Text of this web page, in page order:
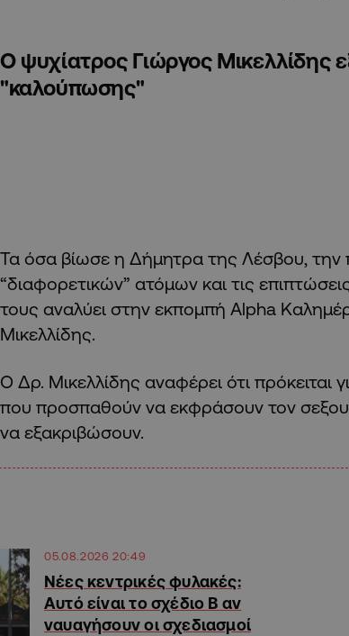
Ο ψυχίατρος Γιώργος Μικελλίδης
"καλούπωσης"
Τα όσα βίωσε η Δήμητρα της Λέσβου, την
“διαφορετικών” ατόμων και τις
τους αναλύει στην εκπομπή Alpha
Μικελλίδης.
Ο Δρ. Μικελλίδης αναφέρει ότι πρόκειται
που προσπαθούν να εκφράσουν τον
να εξακριβώσουν.
05.08.2026 20:49
Νέες κεντρικές φυλακές:
Αυτό είναι το σχέδιο Β αν
ναυαγήσουν οι σχεδιασμοί